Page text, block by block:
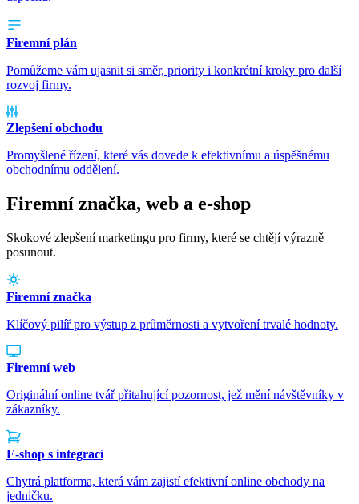
Firemní plán
Pomůžeme vám ujasnit si směr, priority i konkrétní kroky pro další
rozvoj firmy.
Zlepšení obchodu
Promyšlené řízení, které vás dovede k efektivnímu a úspěšnému
obchodnímu oddělení.
Firemní značka, web a e-shop
Skokové zlepšení marketingu pro firmy, které se chtějí výrazně
posunout.
Firemní značka
Klíčový pilíř pro výstup z průměrnosti a vytvoření trvalé hodnoty.
Firemní web
Originální online tvář přitahující pozornost, jež mění návštěvníky v
zákazníky.
E-shop s integrací
Chytrá platforma, která vám zajistí efektivní online obchody na
jedničku.